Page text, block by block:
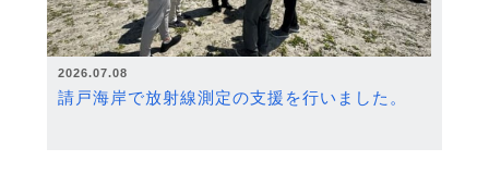
2026.07.08
請戸海岸で放射線測定の支援を行いました。